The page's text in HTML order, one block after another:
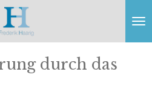
durch das